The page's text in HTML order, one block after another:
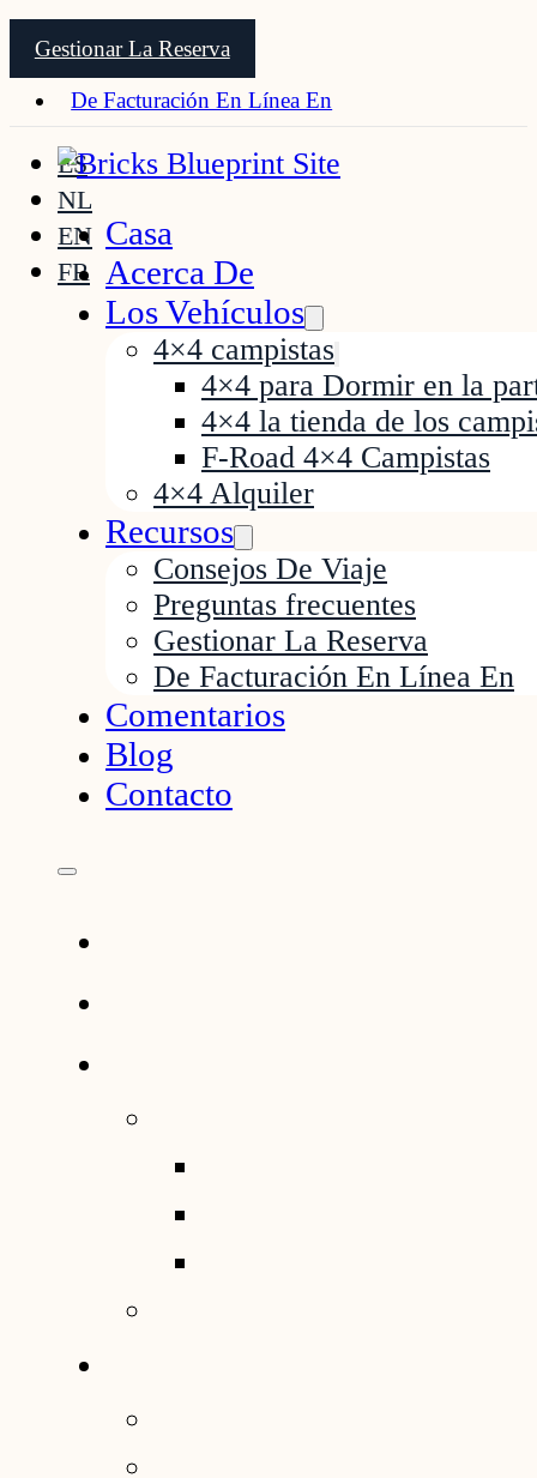
Gestionar La Reserva
De Facturación En Línea En
ES
NL
EN
FR
Casa
Acerca De
Los Vehículos
4×4 campistas
4×4 para Dormir en la
4×4 la tienda de los
F-Road 4×4 Campistas
4×4 Alquiler
Recursos
Consejos De Viaje
Preguntas frecuentes
Gestionar La Reserva
De Facturación En Línea En
Comentarios
Blog
Contacto